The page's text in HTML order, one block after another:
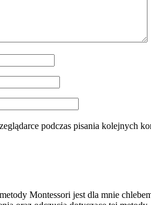
podczas pisania kolejnych
Montessori jest dla mnie